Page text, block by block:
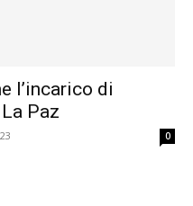
l’incarico di
Paz
0